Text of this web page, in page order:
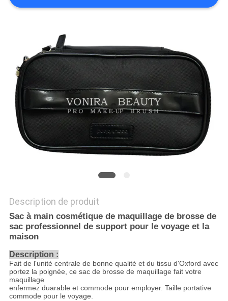
Description de produit
Sac à main cosmétique de maquillage de brosse de
sac professionnel de support pour le voyage et la
maison
Description :
Fait de l'unité centrale de bonne qualité et du tissu d'Oxford avec
portez la poignée, ce sac de brosse de maquillage fait votre
maquillage
enfermez duarable et commode pour employer. Taille portative
commode pour le voyage.